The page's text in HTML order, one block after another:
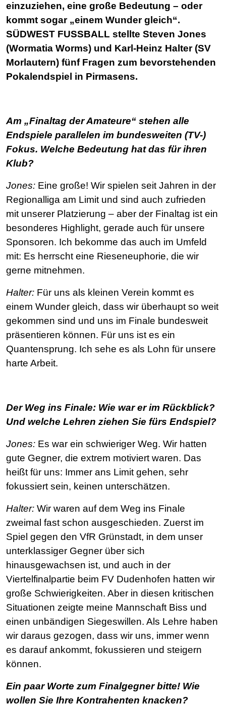
einzuziehen, eine große Bedeutung – oder
kommt sogar „einem Wunder gleich“.
SÜDWEST FUSSBALL stellte Steven Jones
(Wormatia Worms) und Karl-Heinz Halter (SV
Morlautern) fünf Fragen zum bevorstehenden
Pokalendspiel in Pirmasens.
Am „Finaltag der Amateure“ stehen alle
Endspiele parallelen im bundesweiten (TV-)
Fokus. Welche Bedeutung hat das für ihren
Klub?
Jones: Eine große! Wir spielen seit Jahren in der
Regionalliga am Limit und sind auch zufrieden
mit unserer Platzierung – aber der Finaltag ist ein
besonderes Highlight, gerade auch für unsere
Sponsoren. Ich bekomme das auch im Umfeld
mit: Es herrscht eine Rieseneuphorie, die wir
gerne mitnehmen.
Halter: Für uns als kleinen Verein kommt es
einem Wunder gleich, dass wir überhaupt so weit
gekommen sind und uns im Finale bundesweit
präsentieren können. Für uns ist es ein
Quantensprung. Ich sehe es als Lohn für unsere
harte Arbeit.
Der Weg ins Finale: Wie war er im Rückblick?
Und welche Lehren ziehen Sie fürs Endspiel?
Jones: Es war ein schwieriger Weg. Wir hatten
gute Gegner, die extrem motiviert waren. Das
heißt für uns: Immer ans Limit gehen, sehr
fokussiert sein, keinen unterschätzen.
Halter: Wir waren auf dem Weg ins Finale
zweimal fast schon ausgeschieden. Zuerst im
Spiel gegen den VfR Grünstadt, in dem unser
unterklassiger Gegner über sich
hinausgewachsen ist, und auch in der
Viertelfinalpartie beim FV Dudenhofen hatten wir
große Schwierigkeiten. Aber in diesen kritischen
Situationen zeigte meine Mannschaft Biss und
einen unbändigen Siegeswillen. Als Lehre haben
wir daraus gezogen, dass wir uns, immer wenn
es darauf ankommt, fokussieren und steigern
können.
Ein paar Worte zum Finalgegner bitte! Wie
wollen Sie Ihre Kontrahenten knacken?